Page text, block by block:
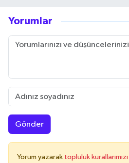
Yorumlar
Gönder
Yorum yazarak topluluk kurallarımızı